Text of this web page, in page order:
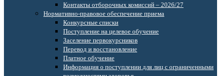
Контакты отборочных комиссий – 2026/27
Нормативно-правовое обеспечение приема
Конкурсные списки
Поступление на целевое обучение
Заселение первокурсников
Перевод и восстановление
Платное обучение
Информация о поступлении для лиц с ограниченными